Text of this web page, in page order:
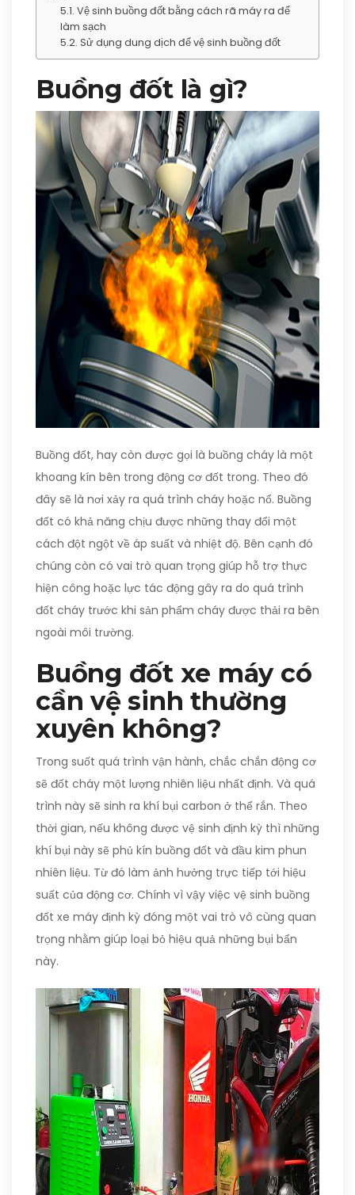
Vệ sinh buồng đốt bằng cách rã máy ra để
làm sạch
Sử dụng dung dịch để vệ sinh buồng đốt
Buồng đốt là gì?
Buồng đốt, hay còn được gọi là buồng cháy là một
khoang kín bên trong động cơ đốt trong. Theo đó
đây sẽ là nơi xảy ra quá trình cháy hoặc nổ. Buồng
đốt có khả năng chịu được những thay đổi một
cách đột ngột về áp suất và nhiệt độ. Bên cạnh đó
chúng còn có vai trò quan trọng giúp hỗ trợ thực
hiện công hoặc lực tác động gây ra do quá trình
đốt cháy trước khi sản phẩm cháy được thải ra bên
ngoài môi trường.
Buồng đốt xe máy có
cần vệ sinh thường
xuyên không?
Trong suốt quá trình vận hành, chắc chắn động cơ
sẽ đốt cháy một lượng nhiên liệu nhất định. Và quá
trình này sẽ sinh ra khí bụi carbon ở thể rắn. Theo
thời gian, nếu không được vệ sinh định kỳ thì những
khí bụi này sẽ phủ kín buồng đốt và đầu kim phun
nhiên liệu. Từ đó làm ảnh hưởng trực tiếp tới hiệu
suất của động cơ. Chính vì vậy việc vệ sinh buồng
đốt xe máy định kỳ đóng một vai trò vô cùng quan
trọng nhằm giúp loại bỏ hiệu quả những bụi bẩn
này.